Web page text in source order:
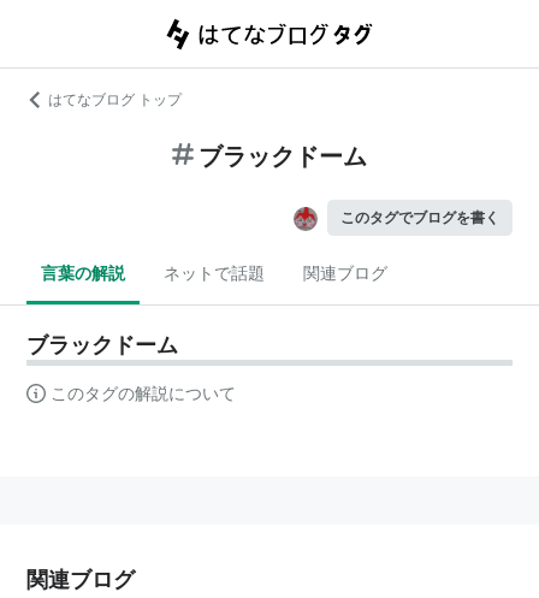
はてなブログ トップ
ブラックドーム
このタグでブログを書く
言葉の解説 ネットで話題 関連ブログ
ブラックドーム
このタグの解説について
関連ブログ